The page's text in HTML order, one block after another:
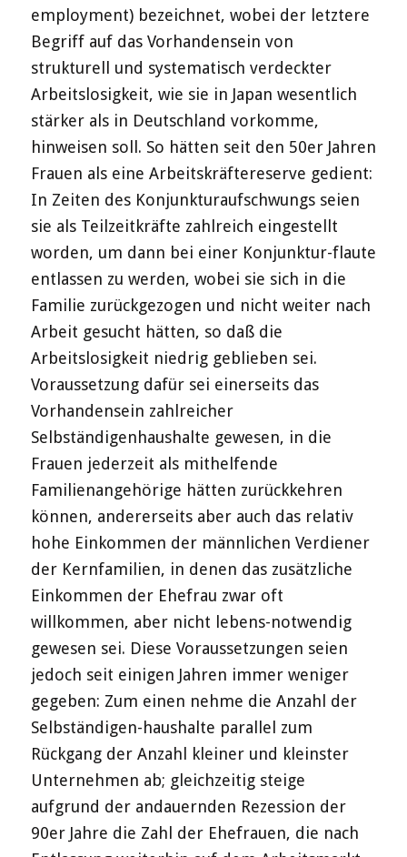
employment) bezeichnet, wobei der letztere
Begriff auf das Vorhandensein von
strukturell und systematisch verdeckter
Arbeitslosigkeit, wie sie in Japan wesentlich
stärker als in Deutschland vorkomme,
hinweisen soll. So hätten seit den 50er Jahren
Frauen als eine Arbeitskräftereserve gedient:
In Zeiten des Konjunkturaufschwungs seien
sie als Teilzeitkräfte zahlreich eingestellt
worden, um dann bei einer Konjunktur-flaute
entlassen zu werden, wobei sie sich in die
Familie zurückgezogen und nicht weiter nach
Arbeit gesucht hätten, so daß die
Arbeitslosigkeit niedrig geblieben sei.
Voraussetzung dafür sei einerseits das
Vorhandensein zahlreicher
Selbständigenhaushalte gewesen, in die
Frauen jederzeit als mithelfende
Familienangehörige hätten zurückkehren
können, andererseits aber auch das relativ
hohe Einkommen der männlichen Verdiener
der Kernfamilien, in denen das zusätzliche
Einkommen der Ehefrau zwar oft
willkommen, aber nicht lebens-notwendig
gewesen sei. Diese Voraussetzungen seien
jedoch seit einigen Jahren immer weniger
gegeben: Zum einen nehme die Anzahl der
Selbständigen-haushalte parallel zum
Rückgang der Anzahl kleiner und kleinster
Unternehmen ab; gleichzeitig steige
aufgrund der andauernden Rezession der
90er Jahre die Zahl der Ehefrauen, die nach